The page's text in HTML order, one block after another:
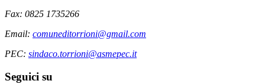
Fax: 0825 1735266
Email: comuneditorrioni@gmail.com
PEC: sindaco.torrioni@asmepec.it
Seguici su